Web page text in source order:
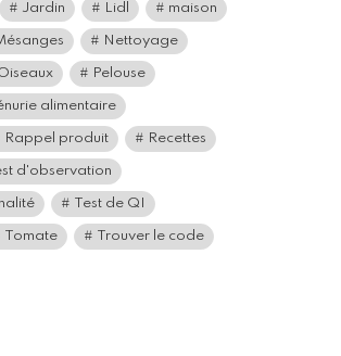
Jardin Lidl maison
Nettoyage
Pelouse
alimentaire
Rappel produit Recettes
d'observation
Test de QI
Tomate Trouver le code